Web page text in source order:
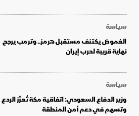
سياسة
الغموض يكتنف مستقبل هرمز.. وترمب يرجح
نهاية قريبة لحرب إيران
سياسة
وزير الدفاع السعودي: اتفاقية مكة تُعزّز الردع
وتسهم في دعم أمن المنطقة